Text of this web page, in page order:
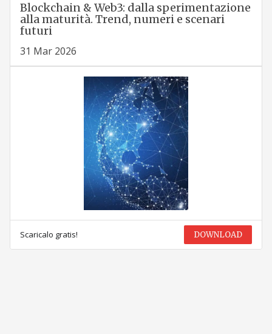
Blockchain & Web3: dalla sperimentazione
alla maturità. Trend, numeri e scenari
futuri
31 Mar 2026
Scaricalo gratis! DOWNLOAD